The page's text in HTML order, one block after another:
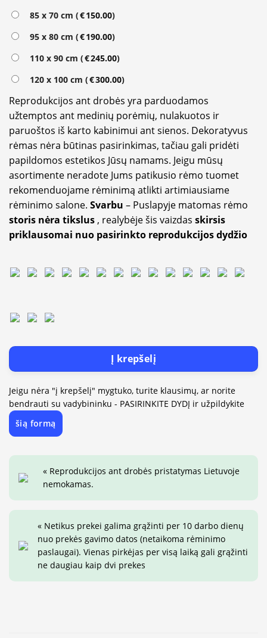
85 x 70 cm (€150.00)
95 x 80 cm (€190.00)
110 x 90 cm (€245.00)
120 x 100 cm (€300.00)
Reprodukcijos ant drobės yra parduodamos
užtemptos ant medinių porėmių, nulakuotos ir
paruoštos iš karto kabinimui ant sienos. Dekoratyvus
rėmas nėra būtinas pasirinkimas, tačiau gali pridėti
papildomos estetikos Jūsų namams. Jeigu mūsų
asortimente neradote Jums patikusio rėmo tuomet
rekomenduojame rėminimą atlikti artimiausiame
rėminimo salone. Svarbu – Puslapyje matomas rėmo
storis nėra tikslus , realybėje šis vaizdas skirsis
priklausomai nuo pasirinkto reprodukcijos dydžio
Į krepšelį
Jeigu nėra "į krepšelį" mygtuko, turite klausimų, ar norite
bendrauti su vadybininku - PASIRINKITE DYDĮ ir užpildykite
šią formą
« Reprodukcijos ant drobės pristatymas Lietuvoje
nemokamas.
« Netikus prekei galima grąžinti per 10 darbo dienų
nuo prekės gavimo datos (netaikoma rėminimo
paslaugai). Vienas pirkėjas per visą laiką gali grąžinti
ne daugiau kaip dvi prekes